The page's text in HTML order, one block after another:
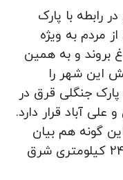
رابطه با پارک
مردم به ویژه
بروند و به همین
این شهر را
پارک جنگلی قرق در
آباد قرار دارد.
گونه هم بیان
کرد که واقع در گلستان- گرگان- 24 کیلومتری شرق